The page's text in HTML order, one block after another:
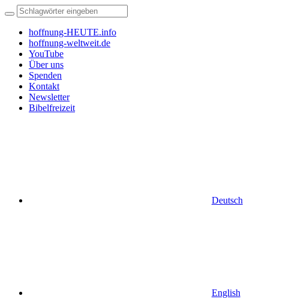
hoffnung-HEUTE.info
hoffnung-weltweit.de
YouTube
Über uns
Spenden
Kontakt
Newsletter
Bibelfreizeit
Deutsch
English